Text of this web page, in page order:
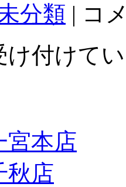
分類 | コ
け付けて
宮本店
秋店